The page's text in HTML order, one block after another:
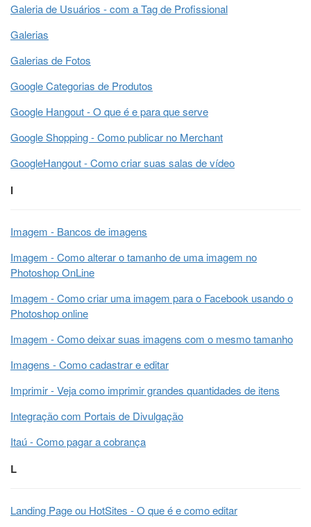
Galeria de Usuários - com a Tag de Profissional
Galerias
Galerias de Fotos
Google Categorias de Produtos
Google Hangout - O que é e para que serve
Google Shopping - Como publicar no Merchant
GoogleHangout - Como criar suas salas de vídeo
I
Imagem - Bancos de imagens
Imagem - Como alterar o tamanho de uma imagem no
Photoshop OnLine
Imagem - Como criar uma imagem para o Facebook usando o
Photoshop online
Imagem - Como deixar suas imagens com o mesmo tamanho
Imagens - Como cadastrar e editar
Imprimir - Veja como imprimir grandes quantidades de itens
Integração com Portais de Divulgação
Itaú - Como pagar a cobrança
L
Landing Page ou HotSites - O que é e como editar